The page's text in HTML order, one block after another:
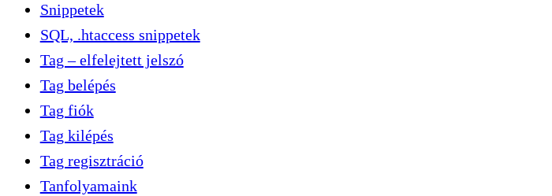
Snippetek
SQL, .htaccess snippetek
Tag – elfelejtett jelszó
Tag belépés
Tag fiók
Tag kilépés
Tag regisztráció
Tanfolyamaink